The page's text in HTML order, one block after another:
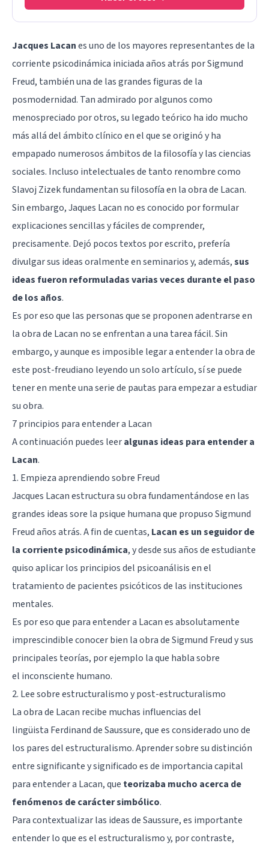
Jacques Lacanes uno de los mayores representantes de la
corriente psicodinámica iniciada años atrás porSigmund
Freud, también una de las grandes figuras de la
posmodernidad. Tan admirado por algunos como
menospreciado por otros, su legado teórico ha ido mucho
más allá del ámbito clínico en el que se originó y ha
empapado numerosos ámbitos de la filosofía y las ciencias
sociales. Incluso intelectuales de tanto renombre como
Slavoj Zizek fundamentan su filosofía en la obra de Lacan.
Sin embargo, Jaques Lacan no es conocido por formular
explicaciones sencillas y fáciles de comprender,
precisamente. Dejó pocos textos por escrito, prefería
divulgar sus ideas oralmente en seminarios y, además,sus
ideas fueron reformuladas varias veces durante el paso
de los años.
Es por eso que las personas que se proponen adentrarse en
la obra de Lacan no se enfrentan a una tarea fácil. Sin
embargo, y aunque es imposible legar a entender la obra de
este post-freudiano leyendo un solo artículo, sí se puede
tener en mente una serie de pautas para empezar a estudiar
su obra.
7 principios para entender a Lacan
A continuación puedes leeralgunas ideas para entender a
Lacan.
1. Empieza aprendiendo sobre Freud
Jacques Lacan estructura su obra fundamentándose en las
grandes ideas sore la psique humana que propuso Sigmund
Freud años atrás. A fin de cuentas, Lacan es un seguidor de
la corriente psicodinámica, y desde sus años de estudiante
quiso aplicar los principios del psicoanálisis en el
tratamiento de pacientes psicóticos de las instituciones
mentales.
Es por eso que para entender a Lacan es absolutamente
imprescindible conocer bien la obra de Sigmund Freud y sus
principales teorías, por ejemplo la que habla sobre
el inconsciente humano.
2. Lee sobre estructuralismo y post-estructuralismo
La obra de Lacan recibe muchas influencias del
lingüista Ferdinand de Saussure, que es considerado uno de
los pares delestructuralismo. Aprender sobre su distinción
entre significante y significado es de importancia capital
para entender a Lacan, que teorizaba mucho acerca de
fenómenos de carácter simbólico.
Para contextualizar las ideas de Saussure, es importante
entender lo que es el estructuralismo y, por contraste,